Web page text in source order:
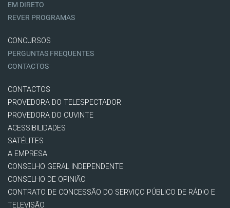
EM DIRETO
REVER PROGRAMAS
CONCURSOS
PERGUNTAS FREQUENTES
CONTACTOS
CONTACTOS
PROVEDORA DO TELESPECTADOR
PROVEDORA DO OUVINTE
ACESSIBILIDADES
SATÉLITES
A EMPRESA
CONSELHO GERAL INDEPENDENTE
CONSELHO DE OPINIÃO
CONTRATO DE CONCESSÃO DO SERVIÇO PÚBLICO DE RÁDIO E
TELEVISÃO